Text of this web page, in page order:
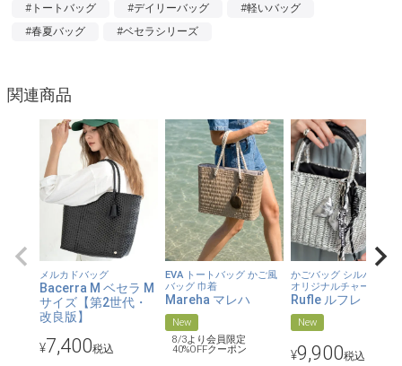
イント。持ち手は丸みを帯びたフォルムで、女性の手にも握りや
すい細身の作りで、食い込みにくい適度なやわらかさです。
汚れがつきにくく、お手入れが簡単。水に強い素材なので、プー
ルバッグやレジャーバッグとしてもおすすめです。雨の多い季節
にも重宝します。
【コンパクトなサイズ感ながらも収納力◎】
ちょうどB5サイズ横や、500mlペットボトルが横向きに入るサイ
ズ。マチが広いので見た目以上にたくさん入ります。長財布にス
マホ、その他小物がしっかり入るので、春夏の普段使いにぴった
りなバッグです。
【超軽量】
とにかく軽い。「約260ｇ」と超軽量！とっても軽いので、重い
バッグが苦手な方にもおすすめ。毎日のおでかけに重宝します。
#トートバッグ #デイリーバッグ
#軽いバッグ
#春夏バッグ
#ベセラシリーズ
関連商品
メルカドバッグ
Bacerra M ベセラ M
サイズ【第2世代・
改良版】
¥7,400税込
EVA トートバッグ かご風
バッグ 巾着
Mareha マレハ
New
8/3より会員限定
40%OFFクーポン
かごバッグ シルバー 巾
オリジナルチャーム
Rufle ルフレ
New
¥9,900税込